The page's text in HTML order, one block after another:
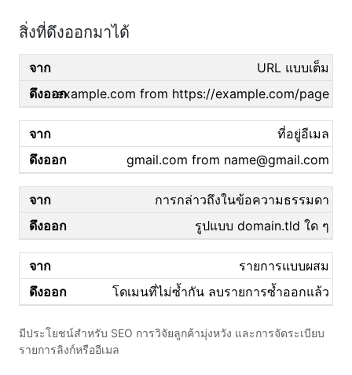
สิ่งที่ดึงออกมาได้
URL แบบเต็ม
example.com from https://example.com/page
ที่อยู่อีเมล
gmail.com from name@gmail.com
การกล่าวถึงในข้อความธรรมดา
รูปแบบ domain.tld ใด ๆ
รายการแบบผสม
โดเมนที่ไม่ซ้ำกัน ลบรายการซ้ำออกแล้ว
มีประโยชน์สำหรับ SEO การวิจัยลูกค้ามุ่งหวัง และการจัดระเบียบ
รายการลิงก์หรืออีเมล